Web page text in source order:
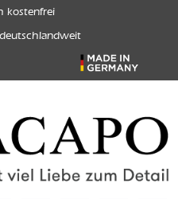
kostenfrei